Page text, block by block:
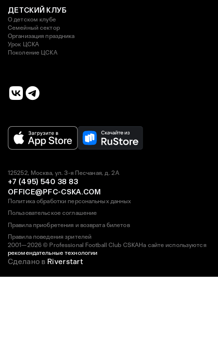
ДЕТСКИЙ КЛУБ
О детском клубе
Семейный сектор
Организация праздника
Урок ЦСКА
Поколение ЦСКА
2001—2026 © Professional Football Club CSKAНа сайте используются
рекомендательные технологии
125252, Москва, ул. 3-я Песчаная, д. 2А
+7 (495) 540 38 83
OFFICE@PFC-CSKA.COM
Политика обработки персональных данных
Пользовательское соглашение
Правила приобретения и возврата билетов
Правила поведения зрителей
Сделано в Riverstart